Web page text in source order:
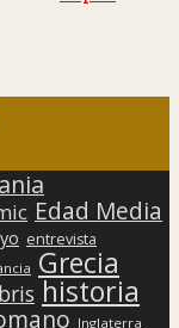
Edad Media
entrevista
Grecia
historia
Inglaterra